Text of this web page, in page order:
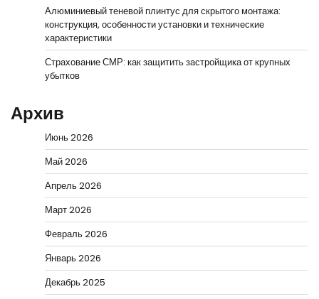
Алюминиевый теневой плинтус для скрытого монтажа:
конструкция, особенности установки и технические
характеристики
Страхование СМР: как защитить застройщика от крупных
убытков
Архив
Июнь 2026
Май 2026
Апрель 2026
Март 2026
Февраль 2026
Январь 2026
Декабрь 2025